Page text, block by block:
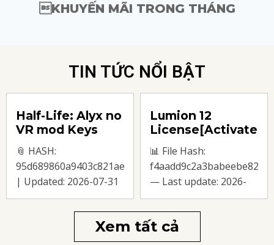
KHUYẾN MÃI TRONG THÁNG
TIN TỨC NỔI BẬT
Half-Life: Alyx no
VR mod Keys
FLT Release
Verified
Windows
📎 HASH:
95d689860a9403c821aec5429003f6ac
| Updated: 2026-07-31
Verify Processor: next-
gen chip for heavy
physics processing
Lumion 12
License[Activated]
(x32-x64) [100%
Worked]
📊 File Hash:
— Last update: 2026-
08-01 Verify Processor:
1+ GHz for cracks RAM:
4 GB for tools Disk
Xem tất cả